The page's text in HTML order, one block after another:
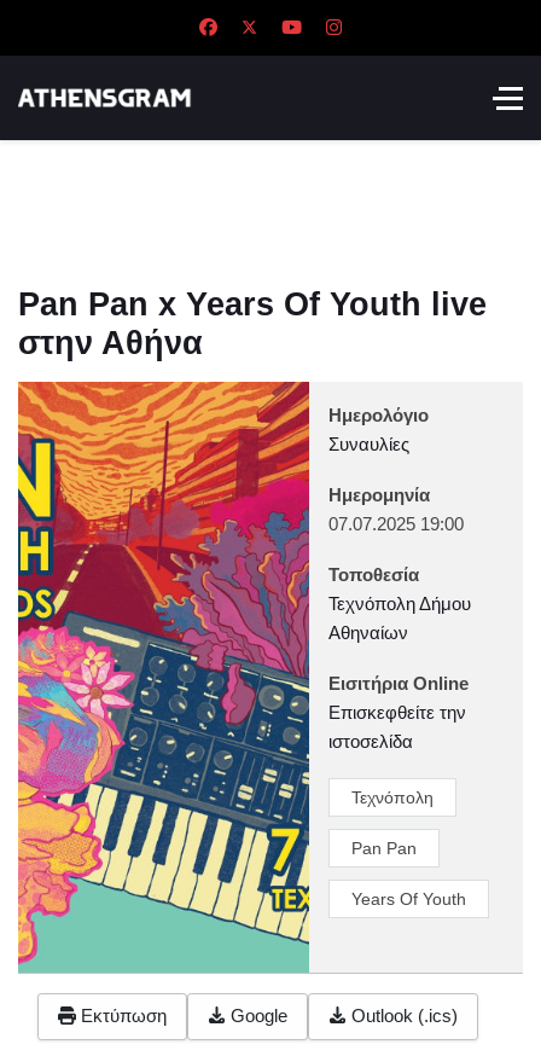
Pan Pan x Years Of Youth live
στην Αθήνα
Ημερολόγιο
Συναυλίες
Ημερομηνία
07.07.2025 19:00
Τοποθεσία
Τεχνόπολη Δήμου
Αθηναίων
Εισιτήρια Online
Επισκεφθείτε την
ιστοσελίδα
Τεχνόπολη
Pan Pan
Years Of Youth
Εκτύπωση Google Outlook (.ics)